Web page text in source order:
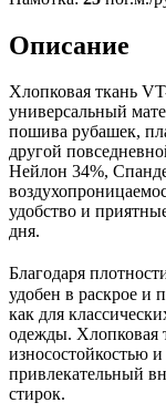
Описание
Хлопковая ткань
универсальный
пошива рубашек,
другой
Нейлон 34%,
удобство и
дня.
Благодаря
удобен в раскрое и
как для
одежды. Хлопковая
износостойкостью
привлекательный
стирок.